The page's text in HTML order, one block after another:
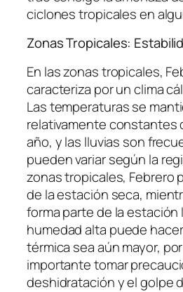
ciclones tropicales en
Zonas Tropicales:
En las zonas tropicales,
caracteriza por un clima
Las temperaturas se
relativamente constantes
año, y las lluvias son
pueden variar según la
zonas tropicales, Febrero
de la estación seca,
forma parte de la estación
humedad alta puede
térmica sea aún mayor,
importante tomar
deshidratación y el golpe